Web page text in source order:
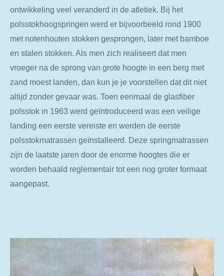
ontwikkeling veel veranderd in de atletiek. Bij het
polsstokhoogspringen werd er bijvoorbeeld rond 1900
met notenhouten stokken gesprongen, later met bamboe
en stalen stokken. Als men zich realiseert dat men
vroeger na de sprong van grote hoogte in een berg met
zand moest landen, dan kun je je voorstellen dat dit niet
altijd zonder gevaar was. Toen eenmaal de glasfiber
polsstok in 1963 werd geïntroduceerd was een veilige
landing een eerste vereiste en werden de eerste
polsstokmatrassen geïnstalleerd. Deze springmatrassen
zijn de laatste jaren door de enorme hoogtes die er
worden behaald reglementair tot een nog groter formaat
aangepast.